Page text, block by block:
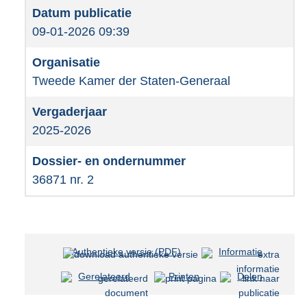
09-01-2026 09:39
Tweede Kamer der Staten-Generaal
2025-2026
36871 nr. 2
Authentieke versie (PDF)b
s
Informatie
Gerelateerd Printen Delen